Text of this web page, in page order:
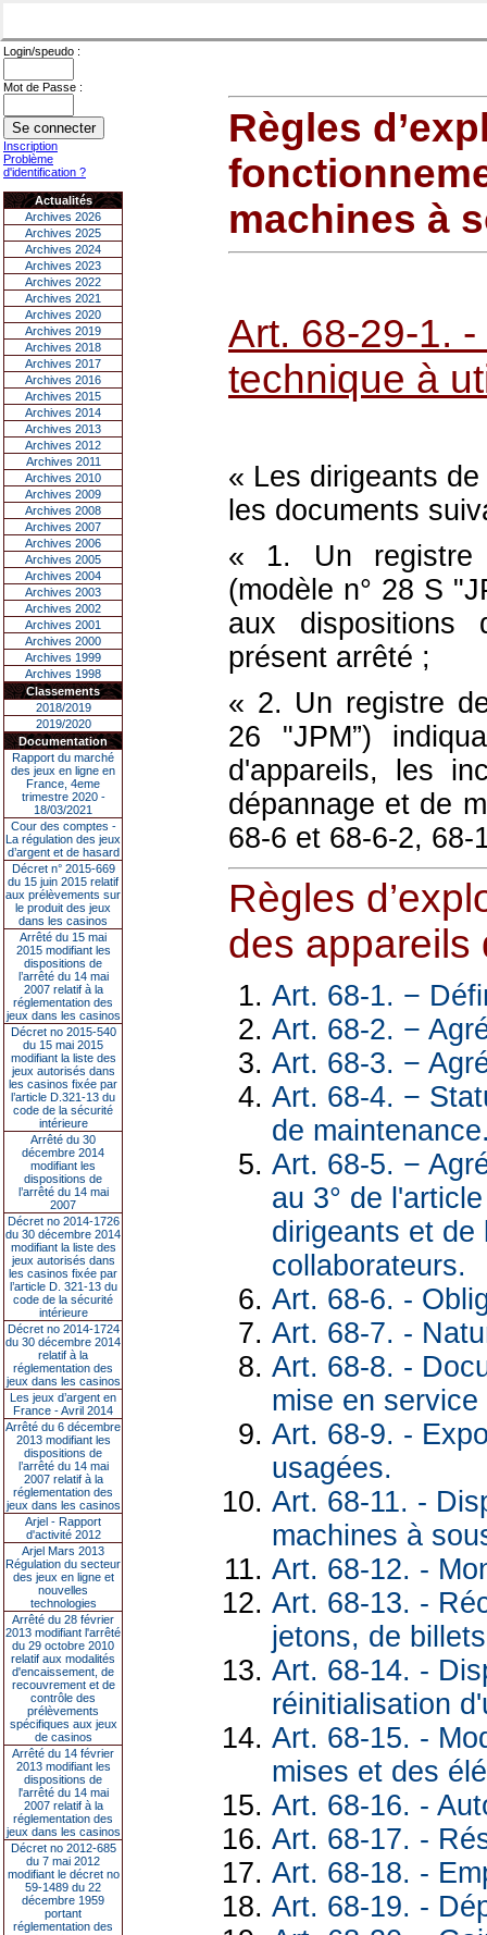
Login/speudo :
Mot de Passe :
Inscription
Problème
d'identification ?
Actualités
Archives 2026
Archives 2025
Archives 2024
Archives 2023
Archives 2022
Archives 2021
Archives 2020
Archives 2019
Archives 2018
Archives 2017
Archives 2016
Archives 2015
Archives 2014
Archives 2013
Archives 2012
Archives 2011
Archives 2010
Archives 2009
Archives 2008
Archives 2007
Archives 2006
Archives 2005
Archives 2004
Archives 2003
Archives 2002
Archives 2001
Archives 2000
Archives 1999
Archives 1998
Classements
2018/2019
2019/2020
Documentation
Rapport du marché
des jeux en ligne en
France, 4eme
trimestre 2020 -
18/03/2021
Cour des comptes -
La régulation des jeux
d’argent et de hasard
Décret n° 2015-669
du 15 juin 2015 relatif
aux prélèvements sur
le produit des jeux
dans les casinos
Arrêté du 15 mai
2015 modifiant les
dispositions de
l’arrêté du 14 mai
2007 relatif à la
réglementation des
jeux dans les casinos
Décret no 2015-540
du 15 mai 2015
modifiant la liste des
jeux autorisés dans
les casinos fixée par
l’article D.321-13 du
code de la sécurité
intérieure
Arrêté du 30
décembre 2014
modifiant les
dispositions de
l’arrêté du 14 mai
2007
Décret no 2014-1726
du 30 décembre 2014
modifiant la liste des
jeux autorisés dans
les casinos fixée par
l’article D. 321-13 du
code de la sécurité
intérieure
Décret no 2014-1724
du 30 décembre 2014
relatif à la
réglementation des
jeux dans les casinos
Les jeux d’argent en
France - Avril 2014
Arrêté du 6 décembre
2013 modifiant les
dispositions de
l’arrêté du 14 mai
2007 relatif à la
réglementation des
jeux dans les casinos
Arjel - Rapport
d'activité 2012
Arjel Mars 2013
Régulation du secteur
des jeux en ligne et
nouvelles
technologies
Arrêté du 28 février
2013 modifiant l'arrêté
du 29 octobre 2010
relatif aux modalités
d'encaissement, de
recouvrement et de
contrôle des
prélèvements
spécifiques aux jeux
de casinos
Arrêté du 14 février
2013 modifiant les
dispositions de
l'arrêté du 14 mai
2007 relatif à la
réglementation des
jeux dans les casinos
Décret no 2012-685
du 7 mai 2012
modifiant le décret no
59-1489 du 22
décembre 1959
portant
réglementation des
Règles
machines à
Art. 68-29-1.
technique à
« Les dirigeants
les documents
« 1. Un registre
(modèle n° 28 S
aux dispositions
présent arrêté ;
« 2. Un registre
26 "JPM”)
d'appareils, les
dépannage et de
68-6 et 68-6-2, 68-
Règles
des appareils
Art. 68-1. −
Art. 68-2. −
Art. 68-3. −
Art. 68-4. −
de
Art. 68-5. −
au 3° de
dirigeants et de
collaborateurs.
Art. 68-6. -
Art. 68-7. -
Art. 68-8. -
mise en
Art. 68-9. -
usagées.
Art. 68-11. -
machines à
Art. 68-12. -
Art. 68-13. -
jetons, de
Art. 68-14. -
réinitialisation
Art. 68-15. -
mises et des
Art. 68-16. -
Art. 68-17. -
Art. 68-18. -
Art. 68-19. -